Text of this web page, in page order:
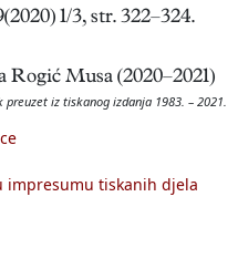
1/3, str. 322–324.
Rogić Musa (2020–2021)
preuzet iz tiskanog izdanja 1983. – 2021.
impresumu tiskanih djela